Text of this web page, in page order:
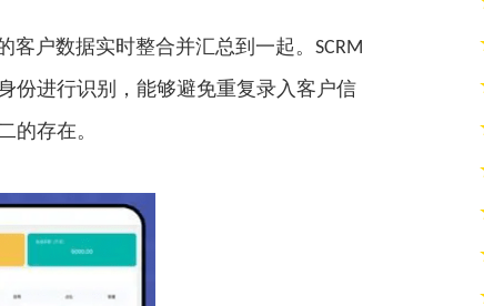
户数据实时整合并汇总到一起。SCRM
份进行识别，能够避免重复录入客户信
的存在。